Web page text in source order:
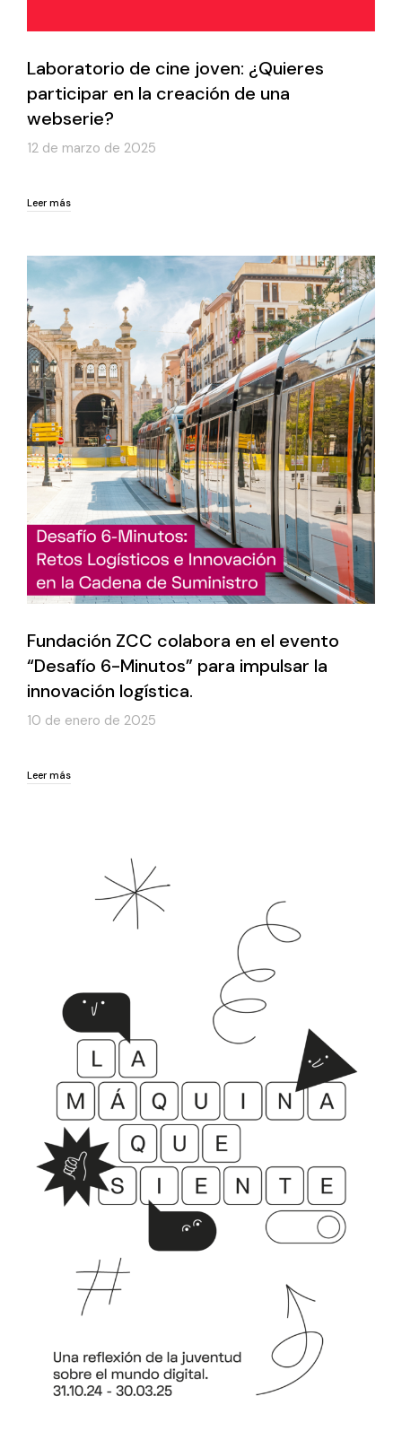
Laboratorio de cine joven: ¿Quieres
participar en la creación de una
webserie?
12 de marzo de 2025
Leer más
Fundación ZCC colabora en el evento
“Desafío 6-Minutos” para impulsar la
innovación logística.
10 de enero de 2025
Leer más